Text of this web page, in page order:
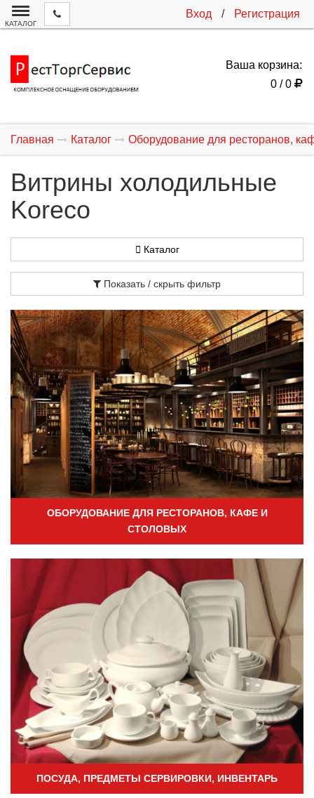
Вход / Регистрация
КАТАЛОГ
Ваша корзина:
0 / 0
Главная Каталог Оборудование для ресторанов,
Витрины холодильные
Koreco
Каталог
Показать / скрыть фильтр
ОБОРУДОВАНИЕ ДЛЯ РЕСТОРАНОВ, КАФЕ И
СТОЛОВЫХ
ПОСУДА, ПРЕДМЕТЫ СЕРВИРОВКИ, ИНВЕНТАРЬ